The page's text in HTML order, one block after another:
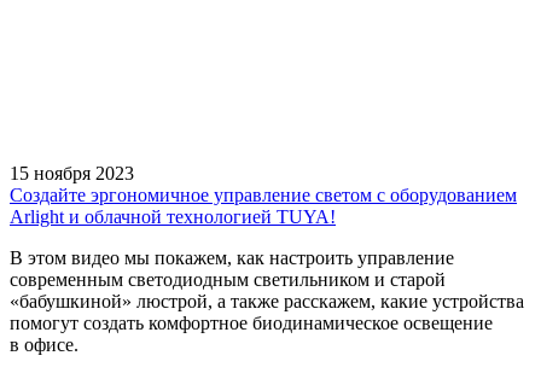
15 ноября 2023
Создайте эргономичное управление светом с оборудованием
Arlight и облачной технологией TUYA!
В этом видео мы покажем, как настроить управление
современным светодиодным светильником и старой
«бабушкиной» люстрой, а также расскажем, какие устройства
помогут создать комфортное биодинамическое освещение
в офисе.